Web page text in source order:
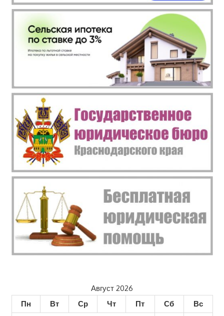
Август 2026
Пн
Вт Ср Чт Пт Сб
Вс